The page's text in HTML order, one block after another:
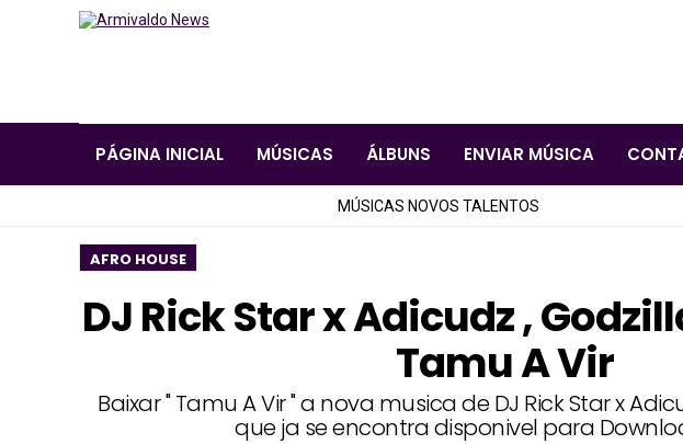
PÁGINA INICIAL MÚSICAS ÁLBUNS ENVIAR MÚSICA
MÚSICAS NOVOS TALENTOS
AFRO HOUSE
DJ Rick Star x Adicudz ,
Tamu A Vir
Baixar " Tamu A Vir " a nova musica de DJ Rick Star x
que ja se encontra disponivel para